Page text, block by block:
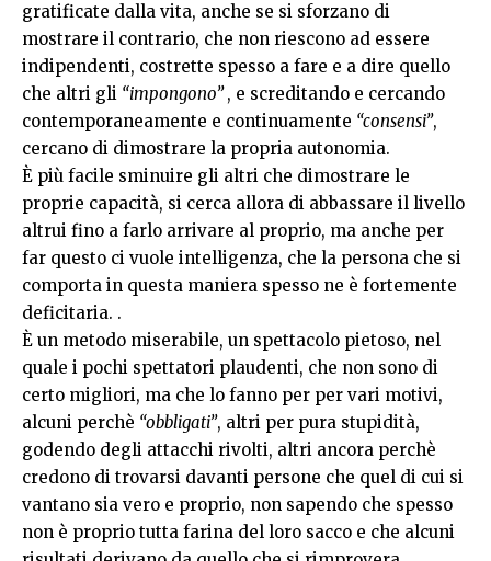
gratificate dalla vita, anche se si sforzano di
mostrare il contrario, che non riescono ad essere
indipendenti, costrette spesso a fare e a dire quello
che altri gli “impongono”, e screditando e cercando
contemporaneamente e continuamente “consensi”,
cercano di dimostrare la propria autonomia.
È più facile sminuire gli altri che dimostrare le
proprie capacità, si cerca allora di abbassare il livello
altrui fino a farlo arrivare al proprio, ma anche per
far questo ci vuole intelligenza, che la persona che si
comporta in questa maniera spesso ne è fortemente
deficitaria. .
È un metodo miserabile, un spettacolo pietoso, nel
quale i pochi spettatori plaudenti, che non sono di
certo migliori, ma che lo fanno per per vari motivi,
alcuni perchè “obbligati”, altri per pura stupidità,
godendo degli attacchi rivolti, altri ancora perchè
credono di trovarsi davanti persone che quel di cui si
vantano sia vero e proprio, non sapendo che spesso
non è proprio tutta farina del loro sacco e che alcuni